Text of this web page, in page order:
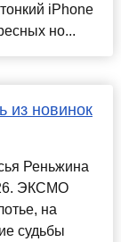
iPhone
но...
из новинок
Реньжина
ЭКСМО
на
судьбы